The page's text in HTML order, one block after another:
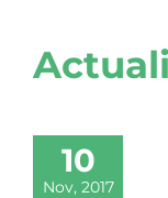
10
Nov, 2017